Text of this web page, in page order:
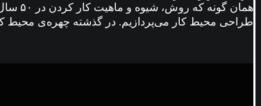
طراحی محیط کار می‌پردازیم. در گذشته چهره‌ی محیط کار